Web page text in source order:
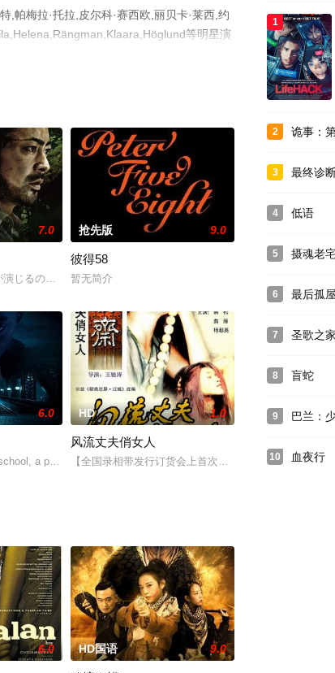
,帕梅拉·托拉,皮尔科·赛西欧,丽贝卡·莱西,约
等明星演
影网，更多相关信息可移步至豆瓣电影、电
ない便座が上がっていたり、触れていないはずの歯ブ
所引起的悲剧（演出：於保佐代子）3，过火的爱情记录（演出：津田
7.0
じるのは、正反対の性格を持つ2人の男、萱島と宇和島。車の事故
抢先版 9.0
彼得58
暂无简介
津津乐道。这次SP就带我们回到他的青少年时光，看
6.0
a pregnant teen's family sets out
HD 1.0
风流丈夫俏女人
【全国录相带发行订货会上首次发行1200盒】《风流
6.0 HD国语 9.0
1
2 诡事：
3 最终诊
4 低语
5 摄魂老
6 最后孤屋
7 圣歌之家
8 盲蛇
9 巴兰：
10 血夜行